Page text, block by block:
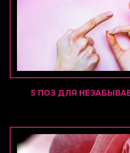
5 ПОЗ ДЛЯ